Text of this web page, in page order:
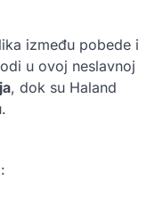
između pobede i
u ovoj neslavnoj
, dok su Haland